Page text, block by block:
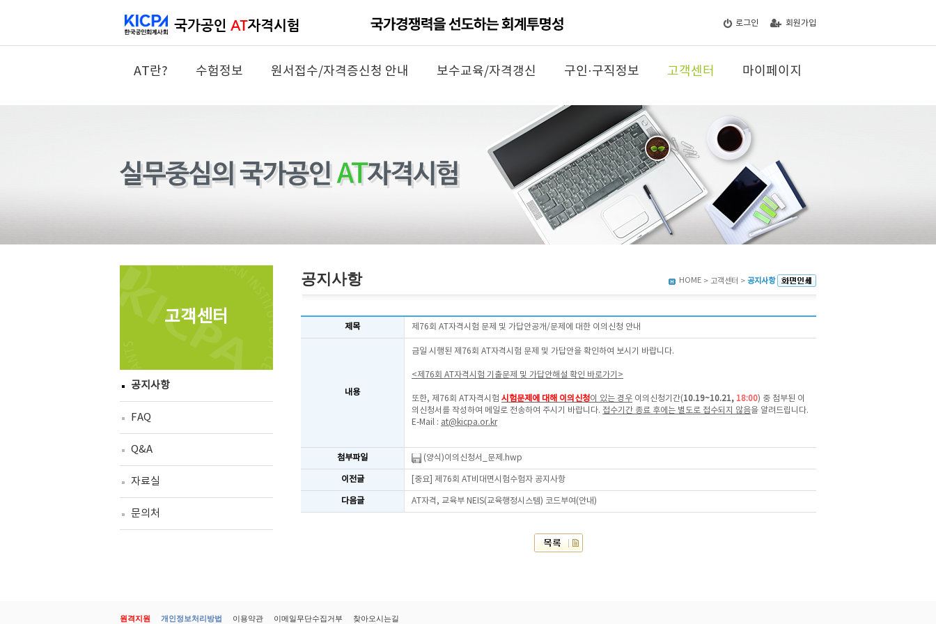
로그인 회원가입
AT란? 수험정보 원서접수/자격증신청 안내 보수교육/자격갱신 구인·구직정보 고객센터 마이페이지
고객센터
공지사항
FAQ
Q&A
자료실
문의처
공지사항 HOME > 고객센터 > 공지사항
제목 제76회 AT자격시험 문제 및 가답안공개/문제에 대한 이의신청 안내
내용
금일 시행된 제76회 AT자격시험 문제 및 가답안을 확인하여 보시기 바랍니다.
<제76회 AT자격시험 기출문제 및 가답안해설 확인 바로가기>
또한, 제76회 AT자격시험 시험문제에 대해 이의신청이 있는 경우 이의신청기간(10.19~10.21, 18:00) 중 첨부된 이
의신청서를 작성하여 메일로 전송하여 주시기 바랍니다. 접수기간 종료 후에는 별도로 접수되지 않음을 알려드립니다.
E-Mail : at@kicpa.or.kr
첨부파일 (양식)이의신청서_문제.hwp
이전글 [중요] 제76회 AT비대면시험수험자 공지사항
다음글 AT자격, 교육부 NEIS(교육행정시스템) 코드부여(안내)
원격지원 개인정보처리방법 이용약관 이메일무단수집거부 찾아오시는길